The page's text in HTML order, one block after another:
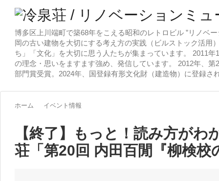
博多区上川端町で築68年をこえる昭和のレトロビル ”リノベ
岡の古い建物を大切にする考え方の実践（ビルストック活用
ち」「文化」を大切に思う人たちが集まっています。 2011
の理念・思いをますます強め、発信しています。 2012年、
部門賞受賞。2024年、国登録有形文化財（建造物）に登録さ
ホーム イベント情報
【終了】もっと！読み方がわ
荘「第20回 内田百閒『柳検